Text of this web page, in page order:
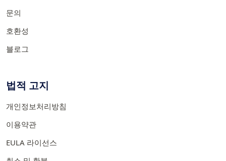
문의
호환성
블로그
법적 고지
개인정보처리방침
이용약관
EULA 라이선스